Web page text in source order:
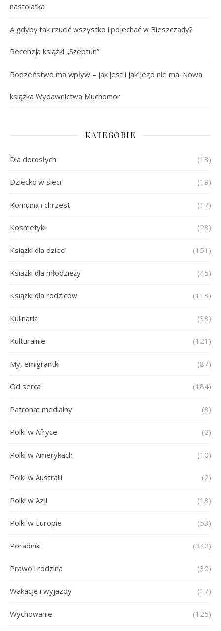
nastolatka
A gdyby tak rzucić wszystko i pojechać w Bieszczady?
Recenzja książki „Szeptun”
Rodzeństwo ma wpływ – jak jest i jak jego nie ma. Nowa
książka Wydawnictwa Muchomor
KATEGORIE
Dla dorosłych (13)
Dziecko w sieci (19)
Komunia i chrzest (17)
Kosmetyki (23)
Książki dla dzieci (151)
Książki dla młodzieży (45)
Książki dla rodziców (113)
Kulinaria (33)
Kulturalnie (121)
My, emigrantki (87)
Od serca (184)
Patronat medialny (3)
Polki w Afryce (2)
Polki w Amerykach (10)
Polki w Australii (2)
Polki w Azji (13)
Polki w Europie (53)
Poradniki (342)
Prawo i rodzina (30)
Wakacje i wyjazdy (17)
Wychowanie (125)